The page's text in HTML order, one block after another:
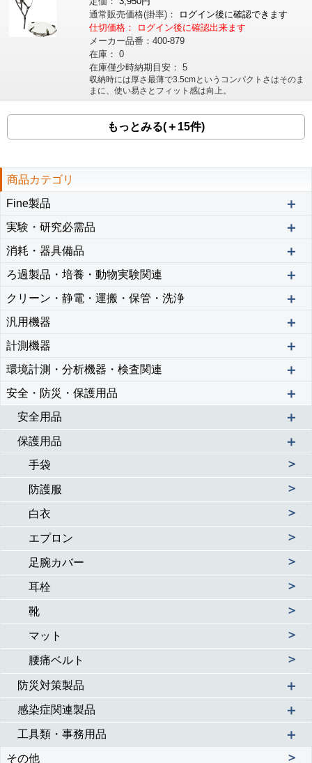
通常販売価格(掛率)：
ログイン後に確認できます
仕切価格：
ログイン後に確認出来ます
メーカー品番： 400-879
在庫： 0
在庫僅少時納期目安： 5
収納時には厚さ最薄で3.5cmというコンパクトさはそのま
まに、使い易さとフィット感は向上。
もっとみる(＋15件)
商品カテゴリ
Fine製品
＋
実験・研究必需品 ＋
消耗・器具備品 ＋
ろ過製品・培養・動物実験関連 ＋
クリーン・静電・運搬・保管・洗浄 ＋
汎用機器 ＋
計測機器 ＋
環境計測・分析機器・検査関連 ＋
安全・防災・保護用品 ＋
安全用品 ＋
保護用品 ＋
手袋 ＞
防護服 ＞
白衣 ＞
エプロン ＞
足腕カバー ＞
耳栓 ＞
靴 ＞
マット ＞
腰痛ベルト ＞
防災対策製品 ＋
感染症関連製品 ＋
工具類・事務用品 ＋
その他 ＞